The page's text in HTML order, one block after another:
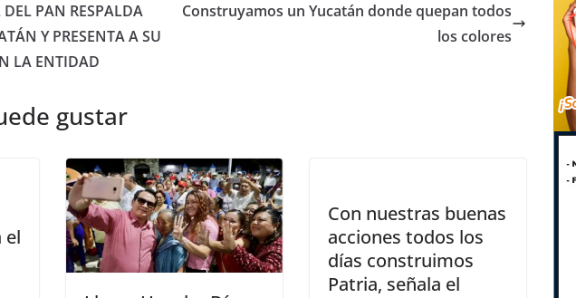
PAN RESPALDA
Y PRESENTA A SU
LA ENTIDAD
Construyamos un Yucatán donde quepan todos
los colores
gustar
el
Con nuestras buenas
acciones todos los
días construimos
Patria, señala el